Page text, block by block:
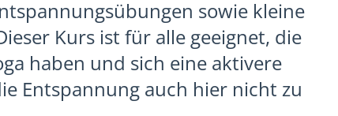
sowie kleine
Kurs ist für alle geeignet, die
haben und sich eine aktivere
Entspannung auch hier nicht zu